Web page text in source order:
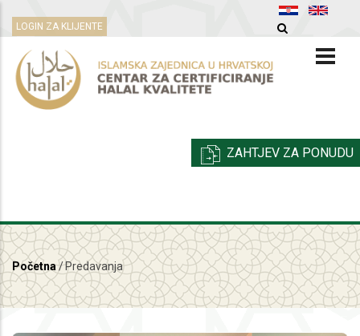
na
glavni
sadržaj
LOGIN ZA KLIJENTE
ZAHTJEV ZA PONUDU
Breadcrumb
Početna/Predavanja